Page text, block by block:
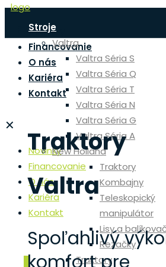
Novinky
Financovanie
O nás
Kariéra
Kontakt
✕
Novinky
Financovanie
O nás
Kariéra
Kontakt
Stroje
Valtra
Valtra Séria S
Valtra Séria Q
Valtra Séria T
Valtra Séria N
Valtra Séria G
Valtra Séria A
New Holland
Traktory
Kombajny
Teleskopický
manipulátor
Lisy a
Rezačky
Traktory
Traktory
Valtra
Spoľahlivý